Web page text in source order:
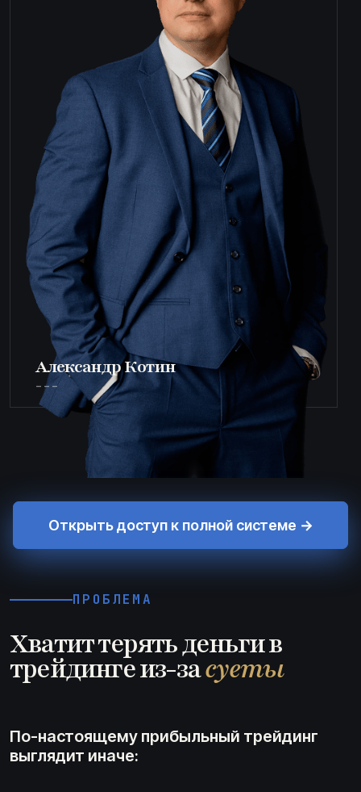
Александр Котин
___
Открыть доступ к полной системе →
ПРОБЛЕМА
Хватит терять деньги в
трейдинге из-засуеты
По-настоящему прибыльный трейдинг
выглядит иначе: